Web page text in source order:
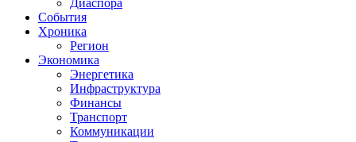
Диаспора
События
Хроника
Регион
Экономика
Энергетика
Инфраструктура
Финансы
Транспорт
Коммуникации